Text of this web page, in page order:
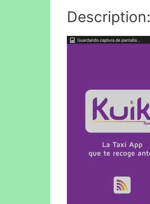
Description: